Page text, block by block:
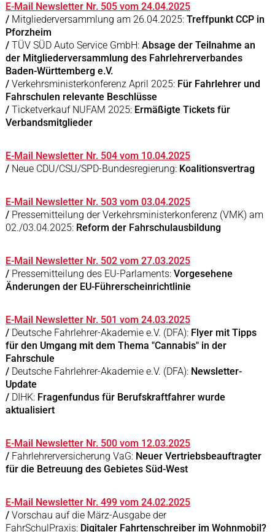
E-Mail Newsletter Nr. 505 vom 24.04.2025
/ Mitgliederversammlung am 26.04.2025: Treffpunkt CCP in
Pforzheim
/ TÜV SÜD Auto Service GmbH:Absage der Teilnahme an
der Mitgliederversammlung des Fahrlehrerverbandes
Baden-Württemberg e.V.
/ Verkehrsministerkonferenz April 2025:Für Fahrlehrer und
Fahrschulen relevante Beschlüsse
/ Ticketverkauf NUFAM 2025: Ermäßigte Tickets für
Verbandsmitglieder
E-Mail Newsletter Nr. 504 vom 10.04.2025
/ Neue CDU/CSU/SPD-Bundesregierung: Koalitionsvertrag
E-Mail Newsletter Nr. 503 vom 03.04.2025
/ Pressemitteilung der Verkehrsministerkonferenz (VMK) am
02./03.04.2025: Reform der Fahrschulausbildung
E-Mail Newsletter Nr. 502 vom 27.03.2025
/ Pressemitteilung des EU-Parlaments:Vorgesehene
Änderungen der EU-Führerscheinrichtlinie
E-Mail Newsletter Nr. 501 vom 24.03.2025
/ Deutsche Fahrlehrer-Akademie e.V. (DFA): Flyer mit Tipps
für den Umgang mit dem Thema "Cannabis" in der
Fahrschule
/ Deutsche Fahrlehrer-Akademie e.V. (DFA):Newsletter-
Update
/ DIHK: Fragenfundus für Berufskraftfahrer wurde
aktualisiert
E-Mail Newsletter Nr. 500 vom 12.03.2025
/ Fahrlehrerversicherung VaG: Neuer Vertriebsbeauftragter
für die Betreuung des Gebietes Süd-West
E-Mail Newsletter Nr. 499 vom 24.02.2025
/ Vorschau auf die März-Ausgabe der
FahrSchulPraxis:Digitaler Fahrtenschreiber im Wohnmobil?